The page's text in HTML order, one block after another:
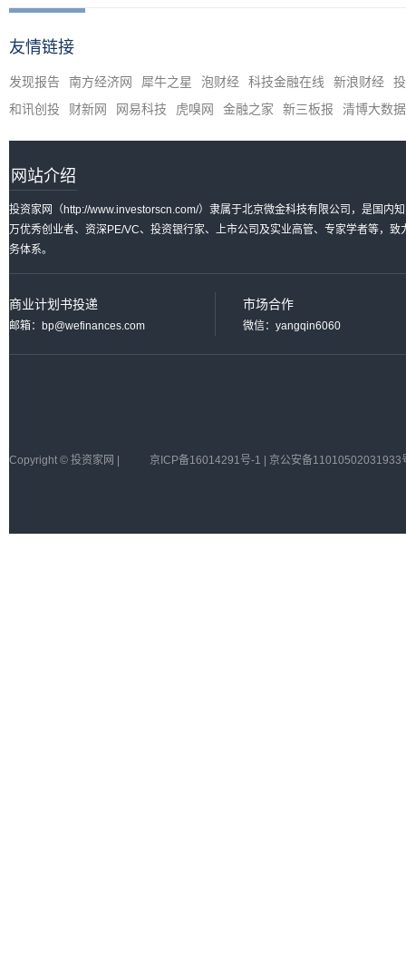
友情链接
发现报告 南方经济网 犀牛之星 泡财经 科技金融在线 新浪财经
和讯创投
财新网 网易科技 虎嗅网 金融之家 新三板报 清博大数据
网站介绍
投资家网（http://www.investorscn.com/）隶属于北京微金科技有限公司，是国内
万优秀创业者、资深PE/VC、投资银行家、上市公司及实业高管、专家学者等，
务体系。
商业计划书投递
邮箱：bp@wefinances.com
市场合作
微信：yangqin6060
Copyright © 投资家网 | 京ICP备16014291号-1 | 京公安备11010502031933